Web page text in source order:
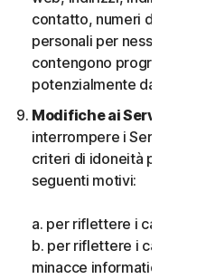
contatto, numeri di
personali per nessuno; e
contengono programmi o
potenzialmente dannosi.
Modifiche ai Servizi.
interrompere i Servizi
criteri di idoneità per i
seguenti motivi:
a. per riflettere i
b. per riflettere i
minacce informatiche;